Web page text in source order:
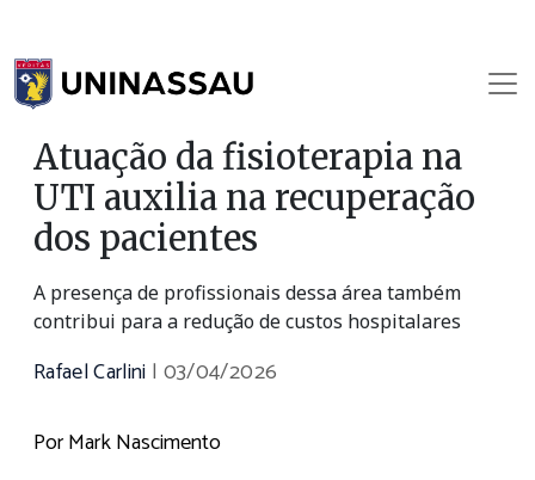
Atuação da fisioterapia na
UTI auxilia na recuperação
dos pacientes
A presença de profissionais dessa área também
contribui para a redução de custos hospitalares
Rafael Carlini | 03/04/2026
Por Mark Nascimento